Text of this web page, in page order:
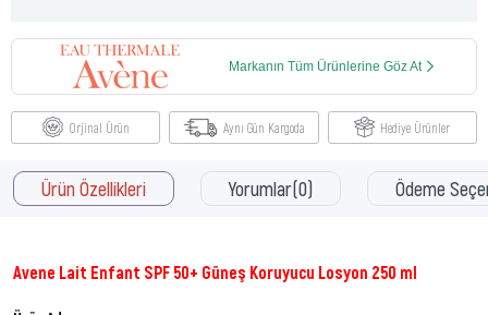
Markanın Tüm Ürünlerine Göz At
Orjinal Ürün Aynı Gün Kargoda Hediye Ürünler
Ürün Özellikleri Yorumlar(0) Ödeme
Avene Lait Enfant SPF 50+ Güneş Koruyucu Losyon 250 ml